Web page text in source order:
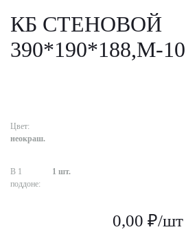
КБ СТЕНОВОЙ
390*190*188,М-
Цвет:
неокраш.
В 1
поддоне:
1 шт.
0,00 ₽/шт